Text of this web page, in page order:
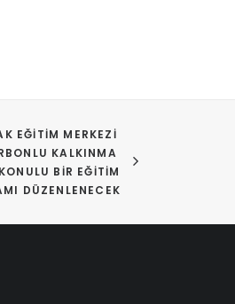
EĞITIM MERKEZI
KALKINMA
BIR EĞITIM
DÜZENLENECEK